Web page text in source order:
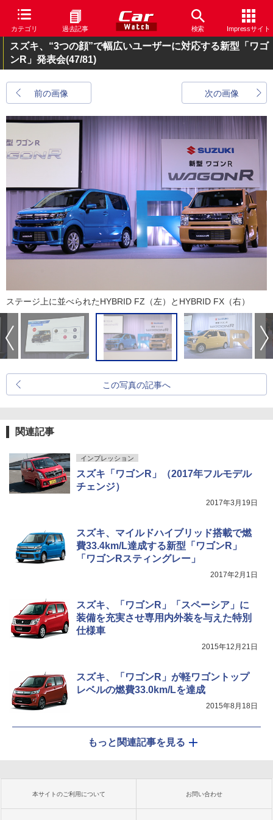
カテゴリ 過去記事 検索 Impressサイト
スズキ、“3つの顔”で幅広いユーザーに対応する新型「ワゴ
ンR」発表会(47/81)
前の画像 次の画像
ステージ上に並べられたHYBRID FZ（左）とHYBRID FX（右）
この写真の記事へ
関連記事
インプレッション
スズキ「ワゴンR」（2017年フルモデル
チェンジ）
2017年3月19日
スズキ、マイルドハイブリッド搭載で燃
費33.4km/L達成する新型「ワゴンR」
「ワゴンRスティングレー」
2017年2月1日
スズキ、「ワゴンR」「スペーシア」に
装備を充実させ専用内外装を与えた特別
仕様車
2015年12月21日
スズキ、「ワゴンR」が軽ワゴントップ
レベルの燃費33.0km/Lを達成
2015年8月18日
もっと関連記事を見る
本サイトのご利用について お問い合わせ